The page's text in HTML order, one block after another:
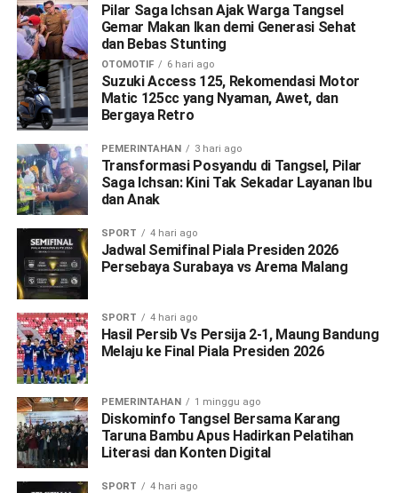
Pilar Saga Ichsan Ajak Warga Tangsel
Gemar Makan Ikan demi Generasi Sehat
dan Bebas Stunting
OTOMOTIF 6 hari ago
Suzuki Access 125, Rekomendasi Motor
Matic 125cc yang Nyaman, Awet, dan
Bergaya Retro
PEMERINTAHAN 3 hari ago
Transformasi Posyandu di Tangsel, Pilar
Saga Ichsan: Kini Tak Sekadar Layanan Ibu
dan Anak
SPORT 4 hari ago
Jadwal Semifinal Piala Presiden 2026
Persebaya Surabaya vs Arema Malang
SPORT 4 hari ago
Hasil Persib Vs Persija 2-1, Maung Bandung
Melaju ke Final Piala Presiden 2026
PEMERINTAHAN 1 minggu ago
Diskominfo Tangsel Bersama Karang
Taruna Bambu Apus Hadirkan Pelatihan
Literasi dan Konten Digital
SPORT 4 hari ago